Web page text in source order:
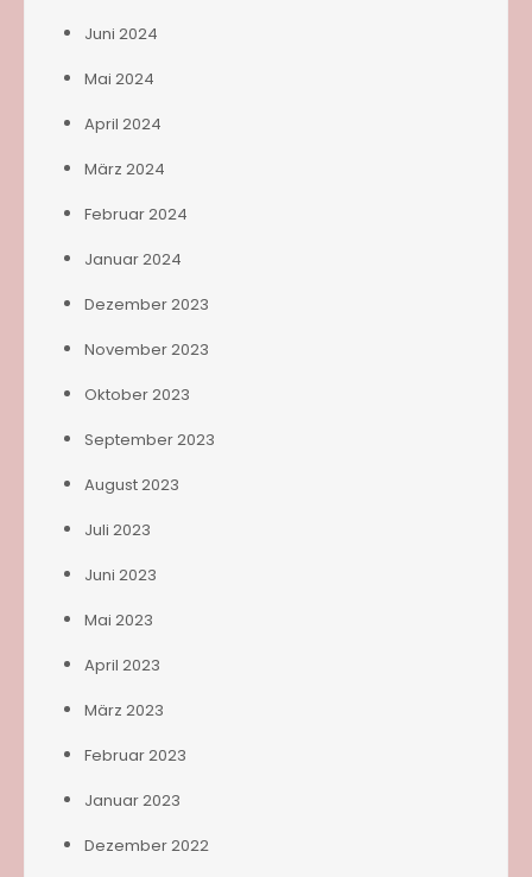
Juni 2024
Mai 2024
April 2024
März 2024
Februar 2024
Januar 2024
Dezember 2023
November 2023
Oktober 2023
September 2023
August 2023
Juli 2023
Juni 2023
Mai 2023
April 2023
März 2023
Februar 2023
Januar 2023
Dezember 2022